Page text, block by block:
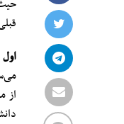
اول
از